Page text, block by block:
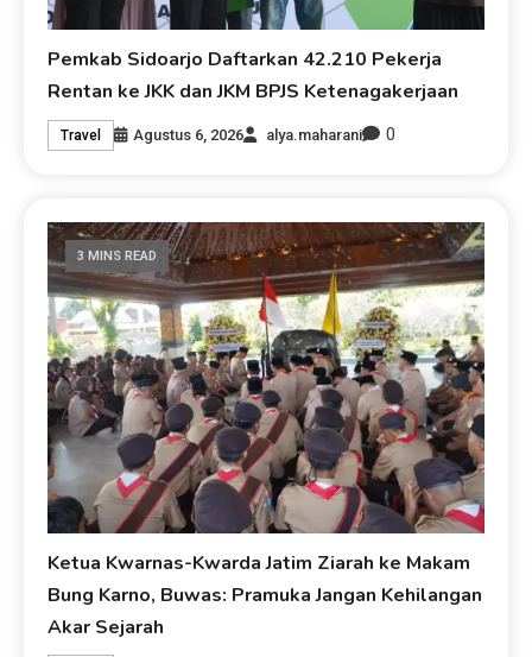
Pemkab Sidoarjo Daftarkan 42.210 Pekerja
Rentan ke JKK dan JKM BPJS Ketenagakerjaan
Travel Agustus 6, 2026 alya.maharani 0
3 MINS READ
Ketua Kwarnas-Kwarda Jatim Ziarah ke Makam
Bung Karno, Buwas: Pramuka Jangan Kehilangan
Akar Sejarah